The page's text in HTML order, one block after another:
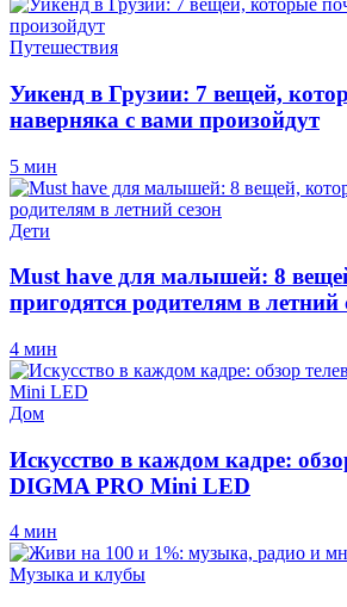
Путешествия
Уикенд в Грузии: 7 вещей,
наверняка с вами произойдут
5 мин
Дети
Must have для малышей: 8
пригодятся родителям в летний
4 мин
Дом
Искусство в каждом кадре:
DIGMA PRO Mini LED
4 мин
Музыка и клубы